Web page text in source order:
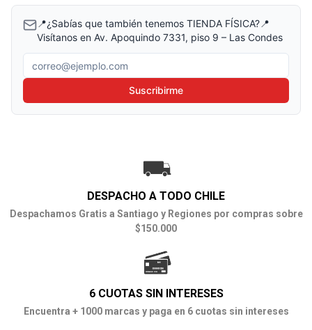
📍¿Sabías que también tenemos TIENDA FÍSICA?📍
Visítanos en Av. Apoquindo 7331, piso 9 – Las Condes
Correo electrónico
Suscribirme
DESPACHO A TODO CHILE
Despachamos Gratis a Santiago y Regiones por compras sobre
$150.000
6 CUOTAS SIN INTERESES
Encuentra + 1000 marcas y paga en 6 cuotas sin intereses